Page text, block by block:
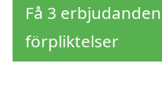
Få 3
förpliktelser